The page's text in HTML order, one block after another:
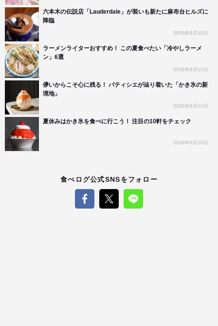
六本木の伝説店「Lauderdale」が装いも新たに麻布台ヒルズに
降臨
2026年8月10日
ラーメンライターおすすめ！ この夏食べたい「冷やしラーメ
ン」6選
2026年8月10日
儚いからこそ心に残る！ パティシエが辿り着いた「かき氷の新
境地」
2026年8月10日
夏休みはかき氷を食べに行こう！ 注目の10軒をチェック
2026年8月10日
食べログ公式SNSをフォロー